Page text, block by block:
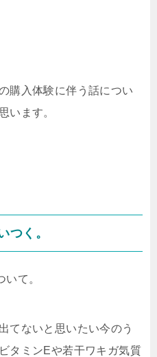
購入体験に伴う話につい
います。
つく。
て。
てないと思いたい今のう
タミンEや若干ワキガ気質